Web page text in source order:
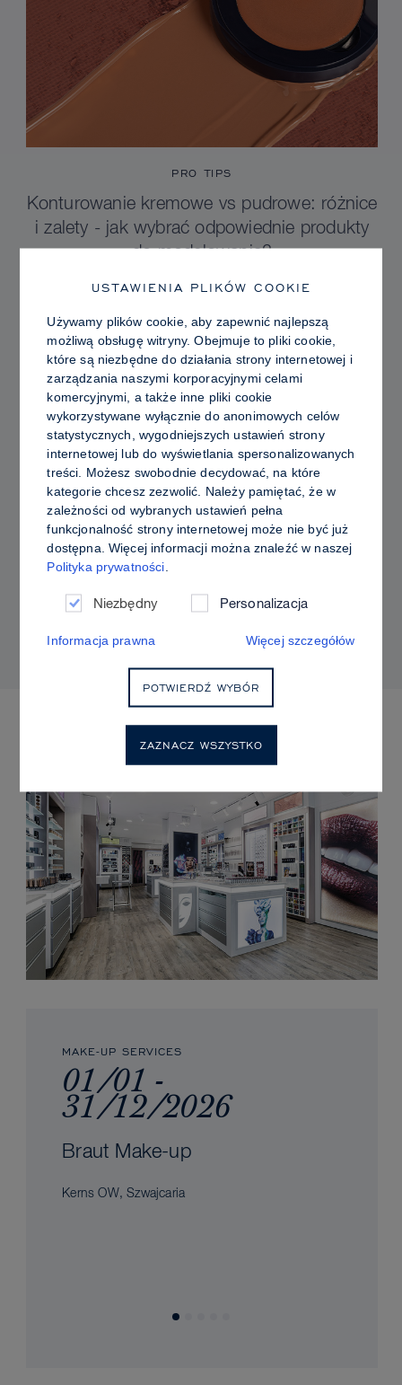
PRO TIPS
Konturowanie kremowe vs pudrowe: różnice
i zalety - jak wybrać odpowiednie produkty
do modelowania?
PRO TIPS
Promienna vs. Tłusta Skóra: Jak używać
Sculpt & Glow, aby uzyskać naturalny efekt i
kontrolowany blask?
NADCHODZĄCE WYDARZENIA
MAKE-UP SERVICES
01/01 -
31/12/2026
Braut Make-up
Kerns OW, Szwajcaria
USTAWIENIA PLIKÓW COOKIE
Używamy plików cookie, aby zapewnić najlepszą
możliwą obsługę witryny. Obejmuje to pliki cookie,
które są niezbędne do działania strony internetowej i
zarządzania naszymi korporacyjnymi celami
komercyjnymi, a także inne pliki cookie
wykorzystywane wyłącznie do anonimowych celów
statystycznych, wygodniejszych ustawień strony
internetowej lub do wyświetlania spersonalizowanych
treści. Możesz swobodnie decydować, na które
kategorie chcesz zezwolić. Należy pamiętać, że w
zależności od wybranych ustawień pełna
funkcjonalność strony internetowej może nie być już
dostępna. Więcej informacji można znaleźć w naszej
Polityka prywatności
Niezbędny Personalizacja
Informacja prawna Więcej szczegółów
POTWIERDŹ WYBÓR
ZAZNACZ WSZYSTKO